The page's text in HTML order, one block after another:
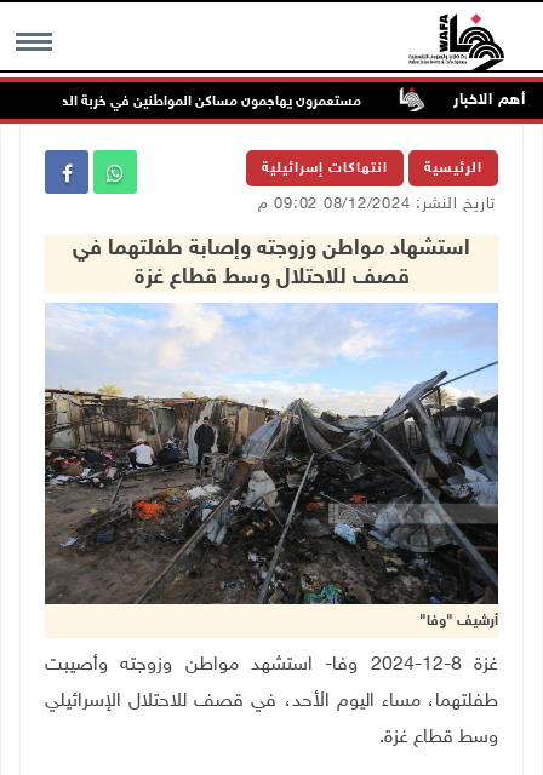
MENU أهم الاخبار
الملاحة مستعمرون يهاجمون مساكن المواطنين في خربة الحمة بالأغوار
الرئيسية انتهاكات إسرائيلية
تاريخ النشر: 08/12/2024 09:02 م
استشهاد مواطن وزوجته وإصابة طفلتهما في
قصف للاحتلال وسط قطاع غزة
أرشيف "وفا"
غزة 8-12-2024 وفا- استشهد مواطن وزوجته وأصيبت
طفلتهما، مساء اليوم الأحد، في قصف للاحتلال الإسرائيلي
وسط قطاع غزة.